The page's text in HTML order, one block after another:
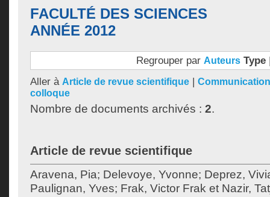
FACULTÉ DES SCIENCES
ANNÉE 2012
Regrouper par Auteurs Type
Aller à Article de revue scientifique |
colloque
Nombre de documents archivés : 2.
Article de revue scientifique
Aravena, Pia; Delevoye, Yvonne; Deprez,
Paulignan, Yves; Frak, Victor Frak et Nazir,